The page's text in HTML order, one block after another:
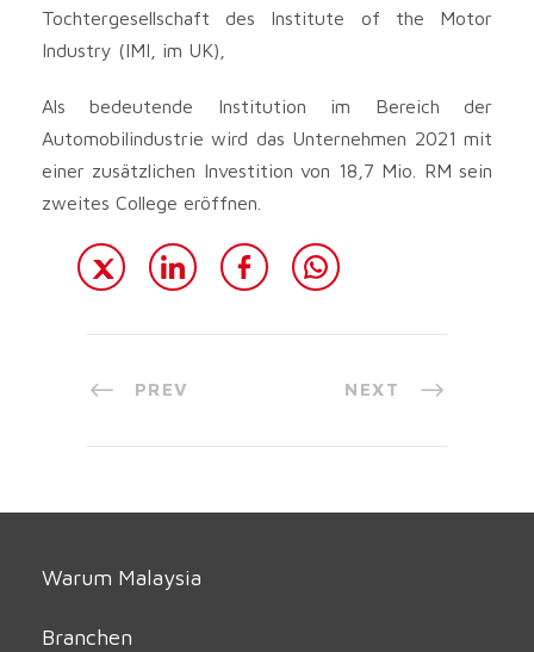
Tochtergesellschaft des Institute of the Motor
Industry (IMI, im UK),
Als bedeutende Institution im Bereich der
Automobilindustrie wird das Unternehmen 2021 mit
einer zusätzlichen Investition von 18,7 Mio. RM sein
zweites College eröffnen.
PREV NEXT
Warum Malaysia
Branchen